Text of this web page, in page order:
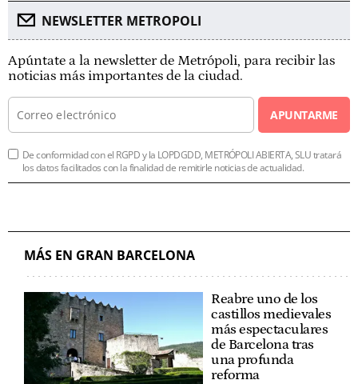
NEWSLETTER METROPOLI
Apúntate a la newsletter de Metrópoli, para recibir las
noticias más importantes de la ciudad.
APUNTARME
De conformidad con el RGPD y la LOPDGDD, METRÓPOLI ABIERTA, SLU tratará
los datos facilitados con la finalidad de remitirle noticias de actualidad.
MÁS EN GRAN BARCELONA
Reabre uno de los
castillos medievales
más espectaculares
de Barcelona tras
una profunda
reforma